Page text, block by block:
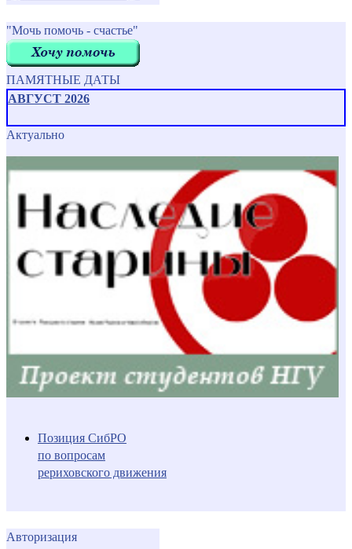
"Мочь помочь - счастье"
ПАМЯТНЫЕ ДАТЫ
АВГУСТ 2026
Актуально
Позиция СибРО
по вопросам
рериховского движения
Авторизация